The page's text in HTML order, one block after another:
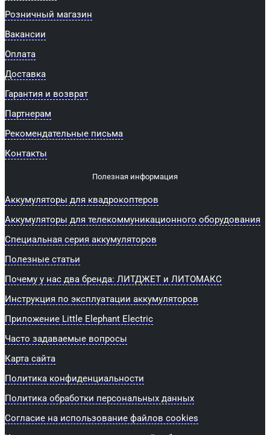
Розничный магазин
Вакансии
Оплата
Доставка
Гарантия и возврат
Партнерам
Рекомендательные письма
Контакты
Полезная информация
Аккумуляторы для квадрокоптеров
Аккумуляторы для телекоммуникационного оборудования
Специальная серия аккумуляторов
Полезные статьи
Почему у нас два бренда: ЛИТДЖЕТ и ЛИТОМАКС
Инструкция по эксплуатации аккумуляторов
Приложение Little Elephant Electric
Часто задаваемые вопросы
Карта сайта
Политика конфиденциальности
Политика обработки персональных данных
Согласие на использование файлов cookies